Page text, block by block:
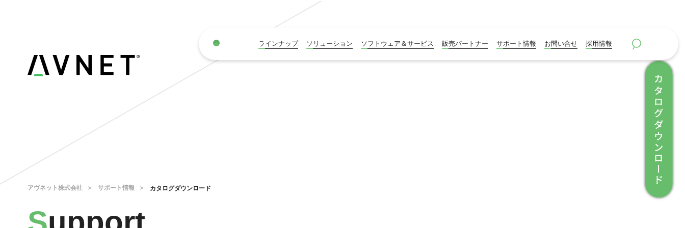
ラインナップ ソリューション ソフトウェア＆サービス 販売パートナー サポート情報 お問い合せ 採用情報
アヴネット株式会社 サポート情報 カタログダウンロード